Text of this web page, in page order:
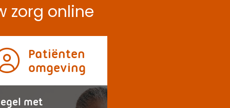
zorg online
Patiënten
omgeving
met